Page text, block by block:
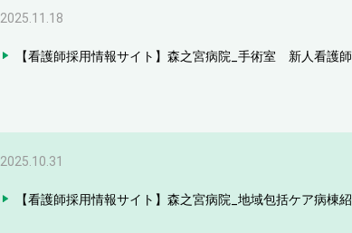
2025.11.18
【看護師採用情報サイト】森之宮病院_手術室 新人看護
2025.10.31
【看護師採用情報サイト】森之宮病院_地域包括ケア病棟